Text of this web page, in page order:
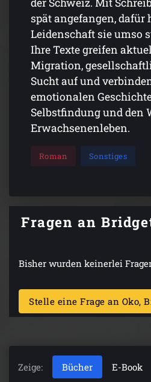
der Schweiz. Mit
spät angefangen, dafür
Leidenschaft sie umso
Ihre Texte greifen
Migration,
Sucht auf und
emotionalen
Selbstfindung und den
Erwachsenenleben.
Roman Sonstiges
Fragen an
Bisher wurden keinerlei
Stelle eine Frage an Oko,
Zeige: Bücher E-Book